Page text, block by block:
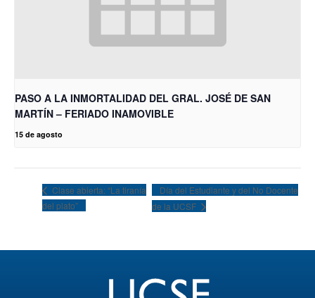
PASO A LA INMORTALIDAD DEL GRAL. JOSÉ DE SAN
MARTÍN – FERIADO INAMOVIBLE
15 de agosto
Clase abierta: “La tiranía
del plato”
Día del Estudiante y del No Docente
de la UCSF